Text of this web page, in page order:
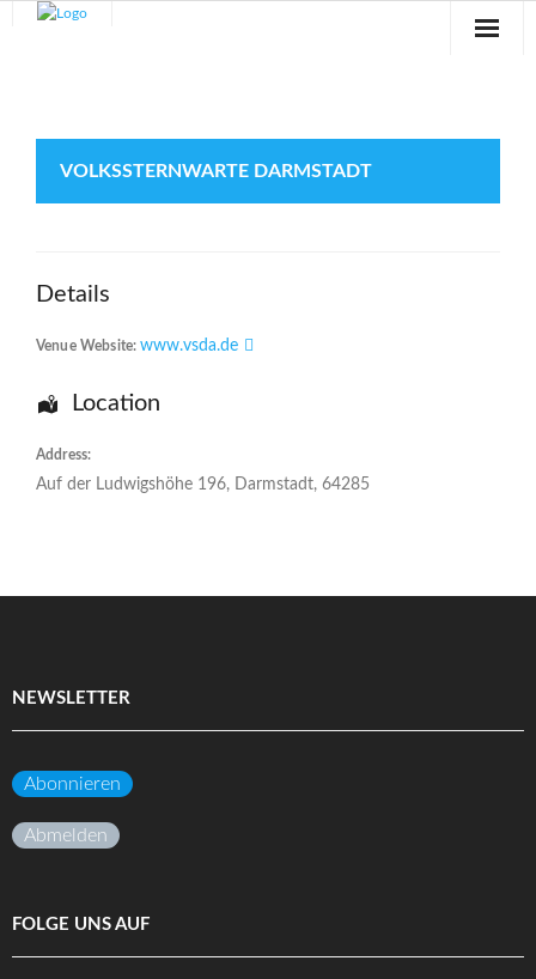
Veranstaltungen
Galerie
Kontakt
VOLKSSTERNWARTE DARMSTADT
Details
Venue Website:www.vsda.de
Location
Address:
Auf der Ludwigshöhe 196, Darmstadt, 64285
NEWSLETTER
Abonnieren
Abmelden
FOLGE UNS AUF